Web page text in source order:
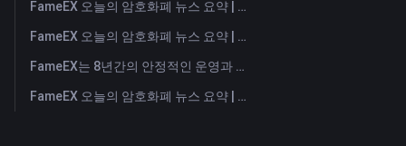
FameEX 오늘의 암호화폐 뉴스 요약 | 2026년 7월 30일
FameEX 오늘의 암호화폐 뉴스 요약 | 2026년 7월 29일
FameEX는 8년간의 안정적인 운영과 글로벌 성장을 통해 사용자 신뢰를 더욱 강화했습니다
FameEX 오늘의 암호화폐 뉴스 요약 | 2026년 7월 28일